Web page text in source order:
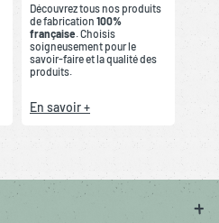
Découvrez tous nos produits
de fabrication 100%
française. Choisis
soigneusement pour le
savoir-faire et la qualité des
produits.
En savoir +